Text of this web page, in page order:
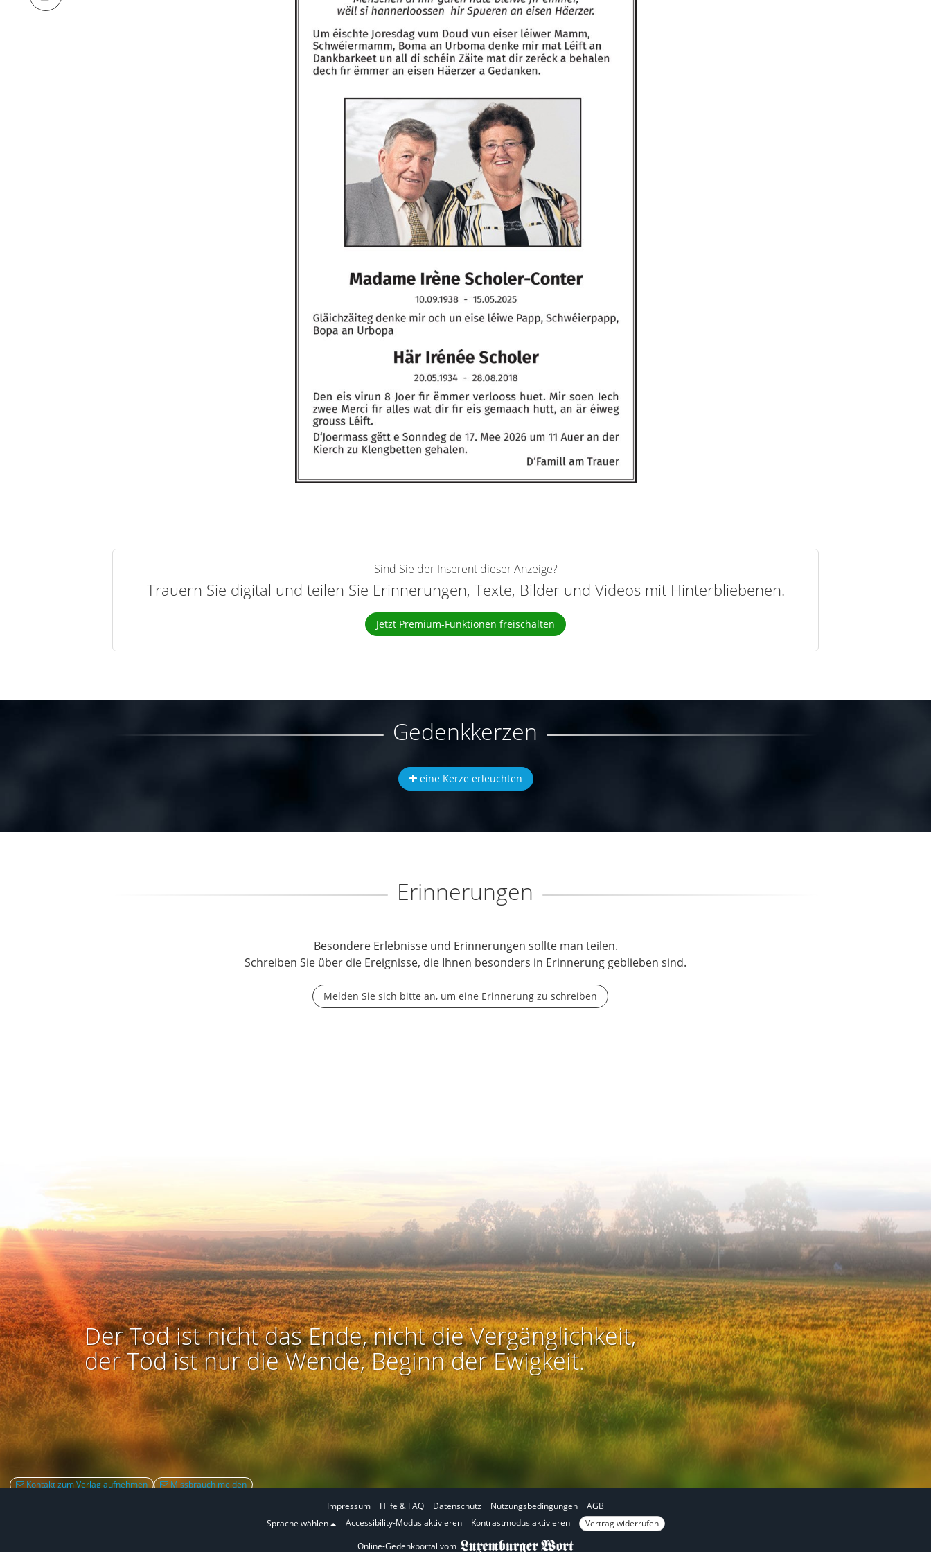
Sind Sie der Inserent dieser Anzeige?
Trauern Sie digital und teilen Sie Erinnerungen, Texte, Bilder und Videos mit Hinterbliebenen.
Jetzt Premium-Funktionen freischalten
Gedenkkerzen
eine Kerze erleuchten
Erinnerungen
Besondere Erlebnisse und Erinnerungen sollte man teilen.
Schreiben Sie über die Ereignisse, die Ihnen besonders in Erinnerung geblieben sind.
Melden Sie sich bitte an, um eine Erinnerung zu schreiben
Der Tod ist nicht das Ende, nicht die Vergänglichkeit,
der Tod ist nur die Wende, Beginn der Ewigkeit.
Kontakt zum Verlag aufnehmen
Missbrauch melden
Impressum
Hilfe & FAQ Datenschutz Nutzungsbedingungen
AGB
Sprache wählen
IAccessibility-Modus aktivieren
IKontrastmodus aktivieren
Vertrag widerrufen
Online-Gedenkportal vom